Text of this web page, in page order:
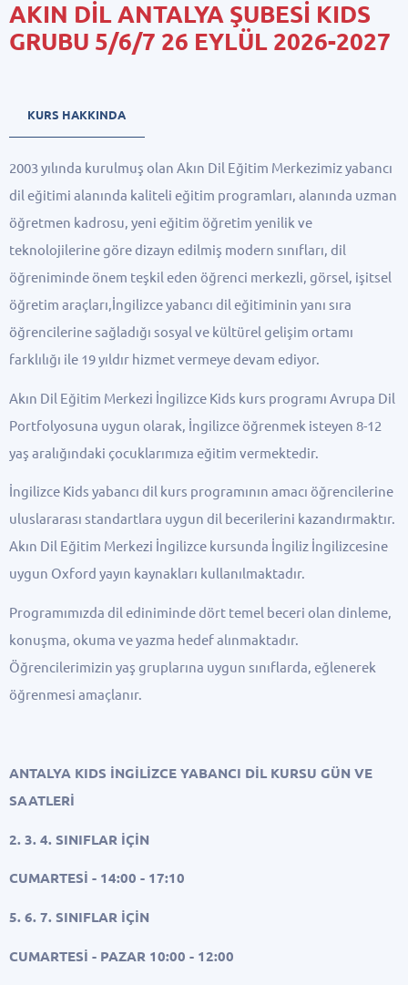
AKIN DİL ANTALYA ŞUBESİ KIDS
GRUBU 5/6/7 26 EYLÜL 2026-2027
KURS HAKKINDA
2003 yılında kurulmuş olan Akın Dil Eğitim Merkezimiz yabancı
dil eğitimi alanında kaliteli eğitim programları, alanında uzman
öğretmen kadrosu, yeni eğitim öğretim yenilik ve
teknolojilerine göre dizayn edilmiş modern sınıfları, dil
öğreniminde önem teşkil eden öğrenci merkezli, görsel, işitsel
öğretim araçları,İngilizce yabancı dil eğitiminin yanı sıra
öğrencilerine sağladığı sosyal ve kültürel gelişim ortamı
farklılığı ile 19 yıldır hizmet vermeye devam ediyor.
Akın Dil Eğitim Merkezi İngilizce Kids kurs programı Avrupa Dil
Portfolyosuna uygun olarak, İngilizce öğrenmek isteyen 8-12
yaş aralığındaki çocuklarımıza eğitim vermektedir.
İngilizce Kids yabancı dil kurs programının amacı öğrencilerine
uluslararası standartlara uygun dil becerilerini kazandırmaktır.
Akın Dil Eğitim Merkezi İngilizce kursunda İngiliz İngilizcesine
uygun Oxford yayın kaynakları kullanılmaktadır.
Programımızda dil ediniminde dört temel beceri olan dinleme,
konuşma, okuma ve yazma hedef alınmaktadır.
Öğrencilerimizin yaş gruplarına uygun sınıflarda, eğlenerek
öğrenmesi amaçlanır.
ANTALYA KIDS İNGİLİZCE YABANCI DİL KURSU GÜN VE
SAATLERİ
2. 3. 4. SINIFLAR İÇİN
CUMARTESİ - 14:00 - 17:10
5. 6. 7. SINIFLAR İÇİN
CUMARTESİ - PAZAR 10:00 - 12:00